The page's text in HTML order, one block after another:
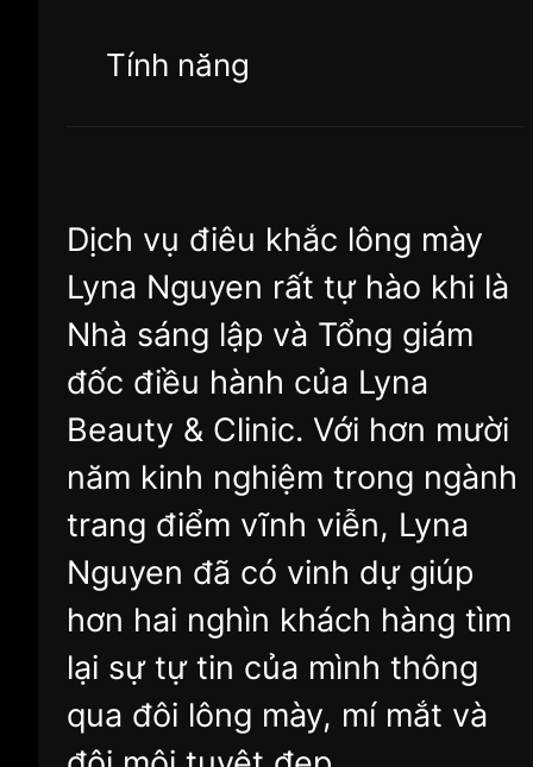
Tính năng
Dịch vụ điêu khắc lông mày
Lyna Nguyen rất tự hào khi là
Nhà sáng lập và Tổng giám
đốc điều hành của Lyna
Beauty & Clinic. Với hơn mười
năm kinh nghiệm trong ngành
trang điểm vĩnh viễn, Lyna
Nguyen đã có vinh dự giúp
hơn hai nghìn khách hàng tìm
lại sự tự tin của mình thông
qua đôi lông mày, mí mắt và